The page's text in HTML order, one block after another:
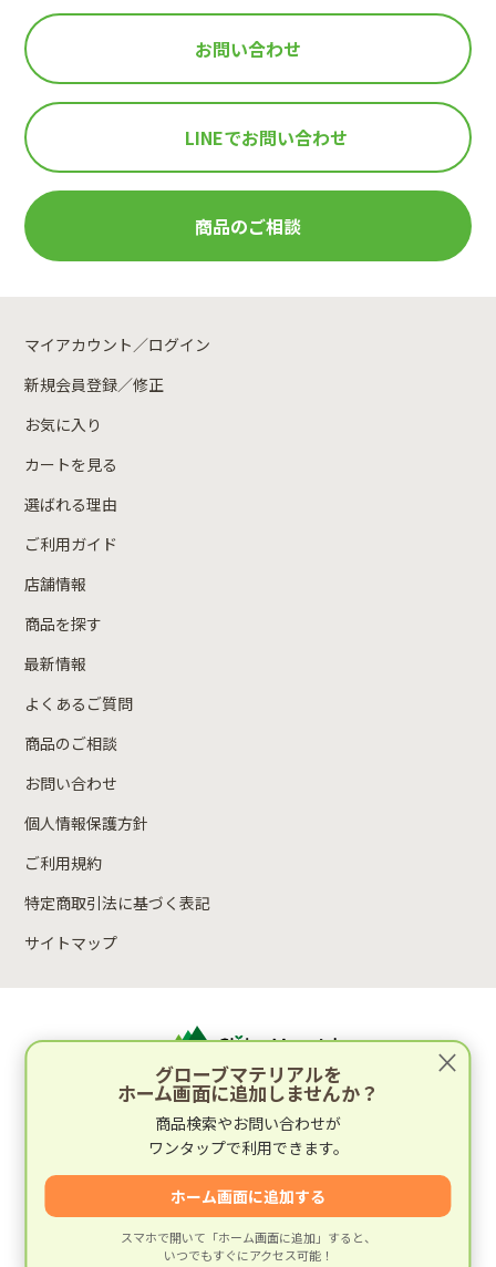
お問い合わせ
LINEでお問い合わせ
商品のご相談
マイアカウント／ログイン
新規会員登録／修正
お気に入り
カートを見る
選ばれる理由
ご利用ガイド
店舗情報
商品を探す
最新情報
よくあるご質問
商品のご相談
お問い合わせ
個人情報保護方針
ご利用規約
特定商取引法に基づく表記
サイトマップ
運営：林木材株式会社
〒652-0812 兵庫県神戸市兵庫区湊町2丁目4-1
運営会社情報
×
グローブマテリアルを
ホーム画面に追加しませんか？
商品検索やお問い合わせが
ワンタップで利用できます。
ホーム画面に追加する
スマホで開いて「ホーム画面に追加」すると、
いつでもすぐにアクセス可能！